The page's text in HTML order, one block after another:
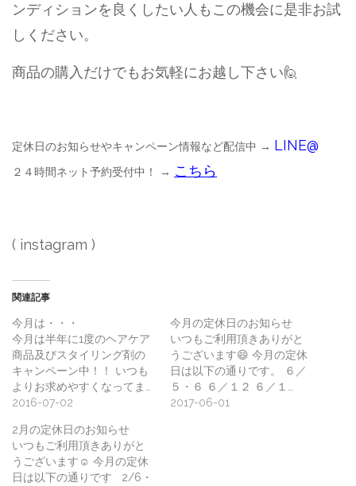
ンディションを良くしたい人もこの機会に是非お試
しください。
商品の購入だけでもお気軽にお越し下さい🙋
定休日のお知らせやキャンペーン情報など配信中 → LINE@
２４時間ネット予約受付中！ → こちら
( instagram )
関連記事
今月は・・・
今月は半年に1度のヘアケア
商品及びスタイリング剤の
キャンペーン中！！ いつも
よりお求めやすくなってま…
2016-07-02
今月の定休日のお知らせ
いつもご利用頂きありがと
うございます😄 今月の定休
日は以下の通りです。 ６／
５・６ ６／１２ ６／１…
2017-06-01
2月の定休日のお知らせ
いつもご利用頂きありがと
うございます☺️ 今月の定休
日は以下の通りです 2/6・